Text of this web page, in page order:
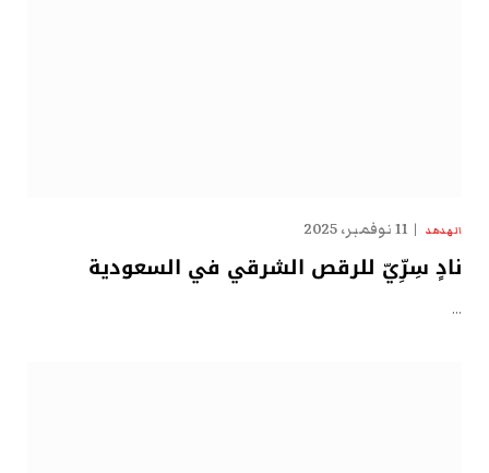
الهدهد 11 نوفمبر، 2025
نادٍ سِرِّيّ للرقص الشرقي في السعودية
…